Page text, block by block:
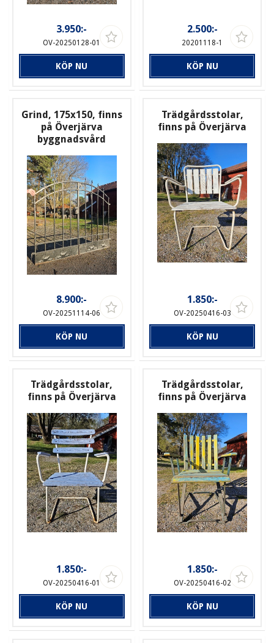
3.950:-
OV-20250128-01
KÖP NU
2.500:-
20201118-1
KÖP NU
Grind, 175x150, finns
på Överjärva
byggnadsvård
8.900:-
OV-20251114-06
KÖP NU
Trädgårdsstolar,
finns på Överjärva
1.850:-
OV-20250416-03
KÖP NU
Trädgårdsstolar,
finns på Överjärva
1.850:-
OV-20250416-01
KÖP NU
Trädgårdsstolar,
finns på Överjärva
1.850:-
OV-20250416-02
KÖP NU